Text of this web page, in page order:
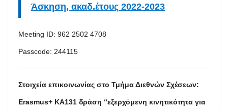
Άσκηση, ακαδ.έτους 2022-2023
Meeting ID: 962 2502 4708
Passcode: 244115
Στοιχεία επικοινωνίας στο Τμήμα Διεθνών Σχέσεων:
Erasmus+ ΚΑ131 δράση “εξερχόμενη κινητικότητα για